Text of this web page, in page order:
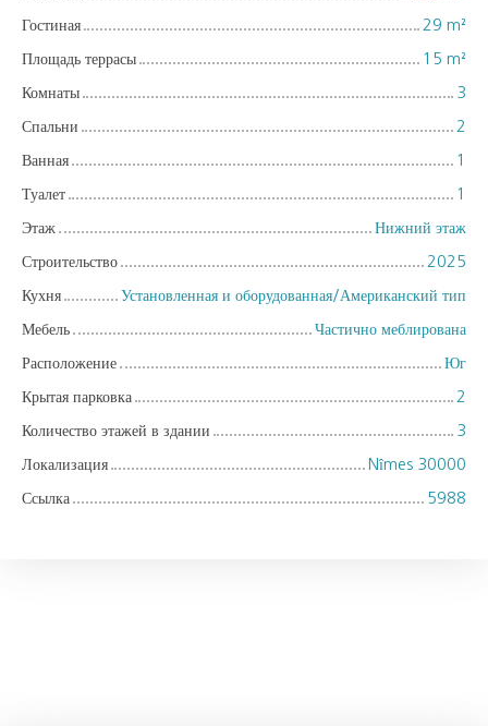
Гостиная 29 m²
Площадь террасы 15 m²
Комнаты 3
Спальни 2
Ванная 1
Туалет 1
Этаж Нижний этаж
Строительство 2025
Кухня Установленная и оборудованная/Американский тип
Мебель Частично меблирована
Расположение Юг
Крытая парковка 2
Количество этажей в здании 3
Локализация Nîmes 30000
Ссылка 5988